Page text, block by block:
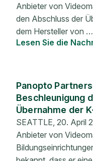
Anbieter von
den Abschluss der
dem Hersteller von
Lesen Sie die
Panopto
Beschleunigung
Übernahme der
SEATTLE, 20. April
Anbieter von